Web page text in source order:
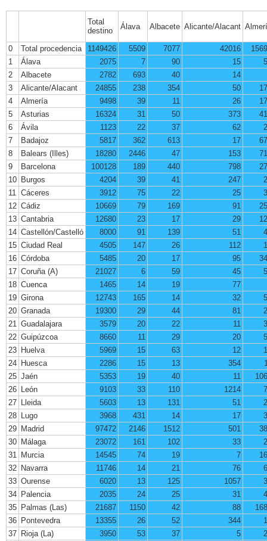
Total
destino
Álava Albacete Alicante/Alacant
0 Total procedencia 1149426 5509 7077 42016
1
Álava 2075 7 90 15
2
Albacete 2782 693 40
14
3
Alicante/Alacant 24855 238 354 50
4
Almería 9498 39 11 26
5
Asturias 16324 31 50 373
6
Ávila 1123 22 37 62
7
Badajoz 5817 362 613 17
8
Balears (Illes) 18280 2446 47 153
9
Barcelona 100128 189 440 798
10 Burgos 4204 39 41 247
11
Cáceres 3912 75 22 25
12 Cádiz 10669 79 169 91
13 Cantabria 12680 23 17 29
14 Castellón/Castelló 8000 91 139 51
15 Ciudad Real 4505 147 26 112
16 Córdoba 5485 20 17 95
17 Coruña (A) 21027 6 59 45
18 Cuenca 1465 14 19
77
19 Girona 12743 165 14 32
20 Granada 19300 29 44 81
21 Guadalajara 3579 20 22 11
22 Guipúzcoa 8660 11 29 20
23 Huelva 5969 15 63 12
24 Huesca 2286 15 13 354
25 Jaén 5353 19 40 11
26 León 9103 33 110 1214
27 Lleida 5603 13 131 51
28 Lugo 3968 431 14 17
29 Madrid 97472 2146 1512 501
30 Málaga 23072 161 102 33
31
Murcia 14545 74 19 7
32 Navarra 11746 14 21 76
33 Ourense 6020 13 125 1057
34 Palencia 2035 24 25 31
35 Palmas (Las) 21687 1150 42 88
36 Pontevedra 13355 26 52 344
37 Rioja (La) 3950 53 37 5